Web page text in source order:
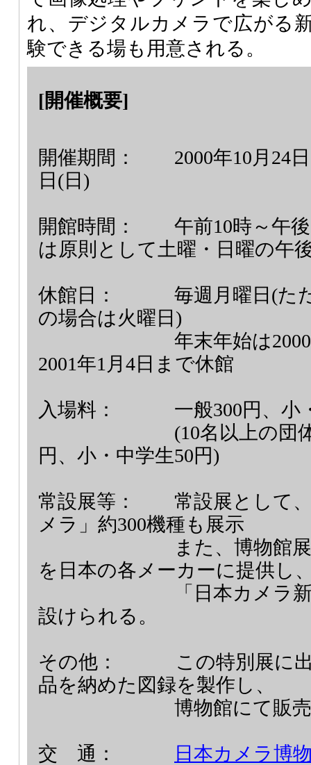
れ、デジタルカメラで広がる
験できる場も用意される。
[開催概要]
開催期間： 2000年10月24
日(日)
開館時間： 午前10時～午
は原則として土曜・日曜の午
休館日： 毎週月曜日(た
の場合は火曜日)
年末年始は
2001年1月4日まで休館
入場料： 一般300円、小
(10名以上の団
円、小・中学生50円)
常設展等： 常設展として
メラ」約300機種も展示
また、博物館
を日本の各メーカーに提供し
「日本カメラ
設けられる。
その他： この特別展に
品を納めた図録を製作し、
博物館にて販
交 通： 日本カメラ博